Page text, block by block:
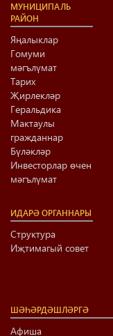
МУНИЦИПАЛЬ
РАЙОН
Яңалыклар
Гомуми
мәгълүмат
Тарих
Җирлекләр
Геральдика
Мактаулы
гражданнар
Бүләкләр
Инвесторлар өчен
мәгълүмат
ИДАРӘ ОРГАННАРЫ
Структура
Иҗтимагый совет
ШӘҺӘРДӘШЛӘРГӘ
Афиша